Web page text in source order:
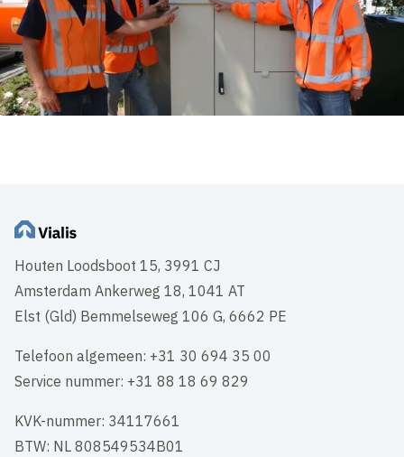
Houten Loodsboot 15, 3991 CJ
Amsterdam Ankerweg 18, 1041 AT
Elst (Gld) Bemmelseweg 106 G, 6662 PE
Telefoon algemeen: +31 30 694 35 00
Service nummer: +31 88 18 69 829
KVK-nummer: 34117661
BTW: NL 808549534B01